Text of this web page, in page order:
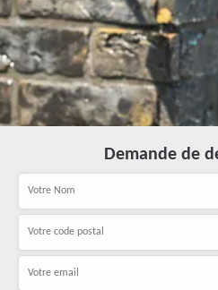
Demande de